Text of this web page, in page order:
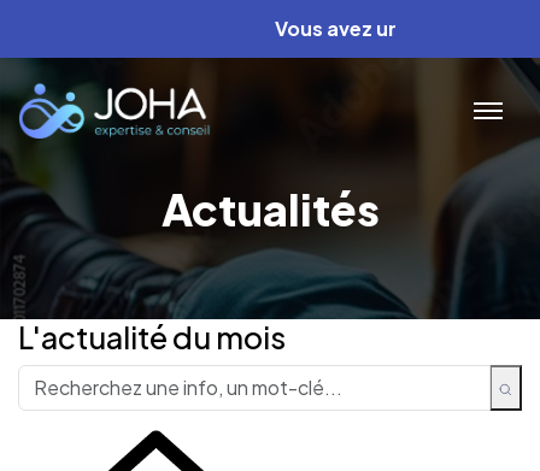
Vous avez un projet ? Nous
Actualités
L'actualité du mois